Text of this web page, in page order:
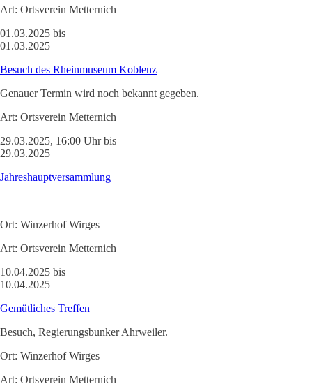
Art: Ortsverein Metternich
01.03.2025 bis
01.03.2025
Besuch des Rheinmuseum Koblenz
Genauer Termin wird noch bekannt gegeben.
Art: Ortsverein Metternich
29.03.2025, 16:00 Uhr bis
29.03.2025
Jahreshauptversammlung
Ort: Winzerhof Wirges
Art: Ortsverein Metternich
10.04.2025 bis
10.04.2025
Gemütliches Treffen
Besuch, Regierungsbunker Ahrweiler.
Ort: Winzerhof Wirges
Art: Ortsverein Metternich